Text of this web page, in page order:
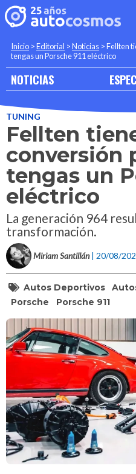
Inicio >Editorial >Noticias >Fellten
tengas un Porsche 911 eléctrico
NOTICIAS
TUNING
Fellten
conversión
tengas un
eléctrico
La generación 964
transformación.
Miriam Santillán | 20/08/
Autos Deportivos
Porsche
Porsche 911